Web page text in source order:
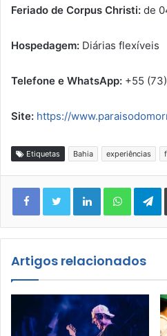
Feriado de Corpus Christi: de
Hospedagem: Diárias flexíveis
Telefone e WhatsApp: +55
Site: https://
Etiquetas Bahia experiências
FacebookTwitterLinkedin
Artigos relacionados